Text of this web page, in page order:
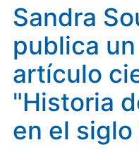
científico sobre
Sandra
publica
artículo
"Historia
en el siglo